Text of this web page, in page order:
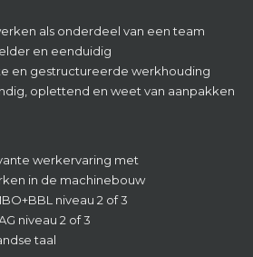
als onderdeel van een team
en eenduidig
en gestructureerde werkhouding
oplettend en weet van aanpakken
werkervaring met
in de machinebouw
niveau 2 of 3
niveau 2 of 3
taal